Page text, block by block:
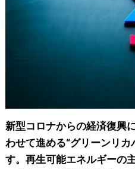
新型コロナからの経済復興
わせて進める“グリーンリカ
す。再生可能エネルギーの